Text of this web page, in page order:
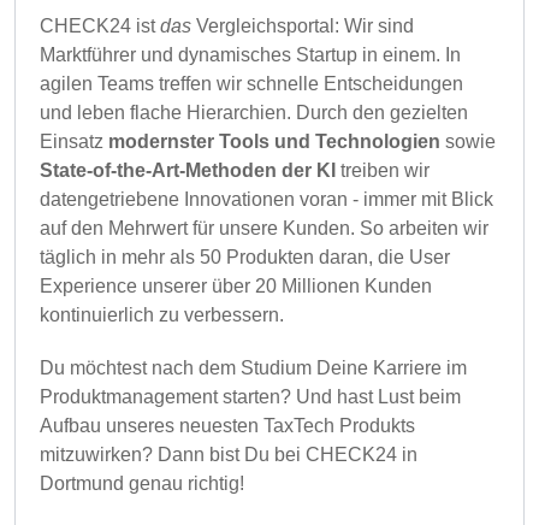
CHECK24 istdas Vergleichsportal: Wir sind
Marktführer und dynamisches Startup in einem. In
agilen Teams treffen wir schnelle Entscheidungen
und leben flache Hierarchien. Durch den gezielten
Einsatz modernster Tools und Technologien sowie
State-of-the-Art-Methoden der KI treiben wir
datengetriebene Innovationen voran - immer mit Blick
auf den Mehrwert für unsere Kunden. So arbeiten wir
täglich in mehr als 50 Produkten daran, die User
Experience unserer über 20 Millionen Kunden
kontinuierlich zu verbessern.
Du möchtest nach dem Studium Deine Karriere im
Produktmanagement starten? Und hast Lust beim
Aufbau unseres neuesten TaxTech Produkts
mitzuwirken? Dann bist Du bei CHECK24 in
Dortmund genau richtig!